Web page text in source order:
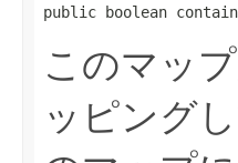
public boolean
このマッ
ッピング